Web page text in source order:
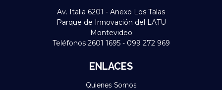
Av. Italia 6201 - Anexo Los Talas
Parque de Innovación del LATU
Montevideo
Teléfonos 2601 1695 - 099 272 969
ENLACES
Quienes Somos